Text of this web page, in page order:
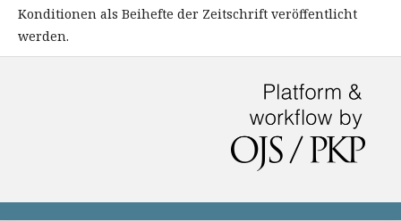
Konditionen als Beihefte der Zeitschrift veröffentlicht
werden.